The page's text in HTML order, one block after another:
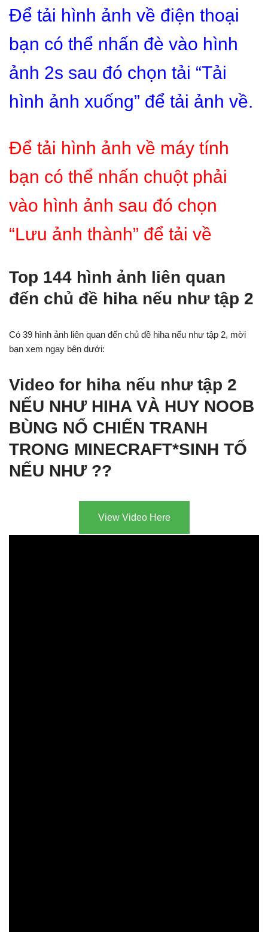
Để tải hình ảnh về điện thoại
bạn có thể nhấn đè vào hình
ảnh 2s sau đó chọn tải “Tải
hình ảnh xuống” để tải ảnh về.
Để tải hình ảnh về máy tính
bạn có thể nhấn chuột phải
vào hình ảnh sau đó chọn
“Lưu ảnh thành” để tải về
Top 144 hình ảnh liên quan
đến chủ đề hiha nếu như tập 2
Có 39 hình ảnh liên quan đến chủ đề hiha nếu như tập 2, mời
bạn xem ngay bên dưới:
Video for hiha nếu như tập 2
NẾU NHƯ HIHA VÀ HUY NOOB
BÙNG NỔ CHIẾN TRANH
TRONG MINECRAFT*SINH TỐ
NẾU NHƯ ??
View Video Here